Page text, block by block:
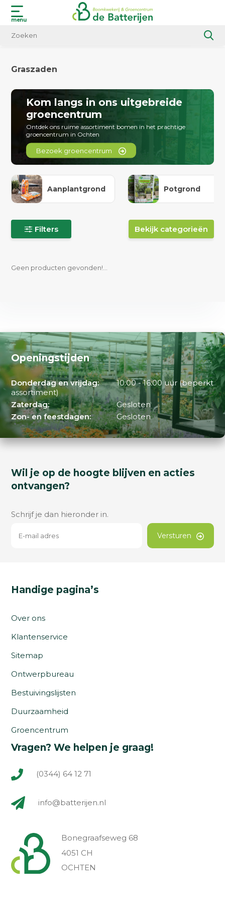
menu
Graszaden
Kom langs in ons uitgebreide
groencentrum
Ontdek ons ruime assortiment bomen in het prachtige
groencentrum in Ochten
Bezoek groencentrum
Aanplantgrond Potgrond
Filters Bekijk categorieën
Geen producten gevonden!...
Openingstijden
Donderdag en vrijdag:
10:00 - 16:00 uur (beperkt
assortiment)
Zaterdag:
Gesloten
Zon- en feestdagen:
Gesloten
Wil je op de hoogte blijven en acties
ontvangen?
Schrijf je dan hieronder in.
Versturen
Handige pagina’s
Over ons
Klantenservice
Sitemap
Ontwerpbureau
Bestuivingslijsten
Duurzaamheid
Groencentrum
Vragen? We helpen je graag!
(0344) 64 12 71
info@batterijen.nl
Bonegraafseweg 68
4051 CH
OCHTEN